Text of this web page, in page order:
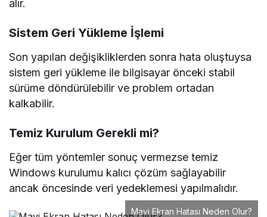
alır.
Sistem Geri Yükleme İşlemi
Son yapılan değişikliklerden sonra hata oluştuysa
sistem geri yükleme ile bilgisayar önceki stabil
sürüme döndürülebilir ve problem ortadan
kalkabilir.
Temiz Kurulum Gerekli mi?
Eğer tüm yöntemler sonuç vermezse temiz
Windows kurulumu kalıcı çözüm sağlayabilir
ancak öncesinde veri yedeklemesi yapılmalıdır.
Mavi Ekran Hatası Neden Olur?